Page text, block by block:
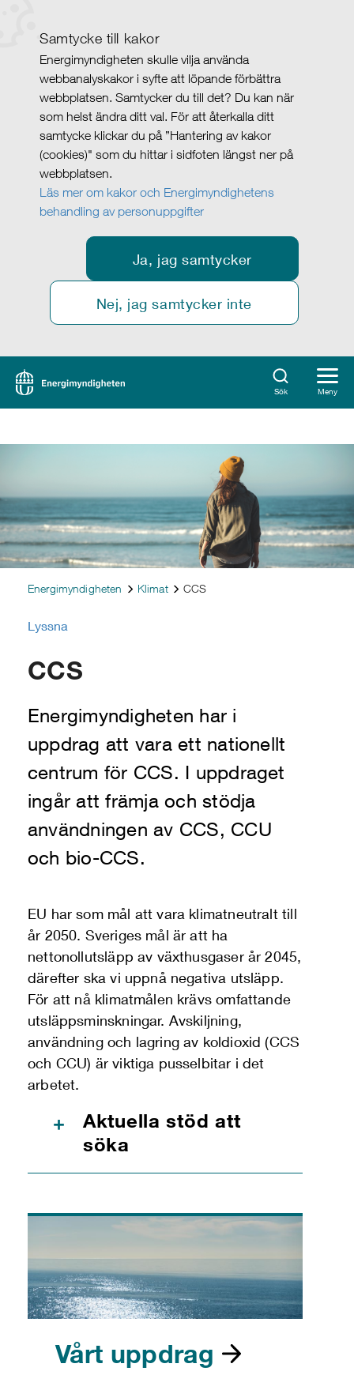
Samtycke till kakor
Energimyndigheten skulle vilja använda
webbanalyskakor i syfte att löpande förbättra
webbplatsen. Samtycker du till det? Du kan när
som helst ändra ditt val. För att återkalla ditt
samtycke klickar du på ”Hantering av kakor
(cookies)" som du hittar i sidfoten längst ner på
webbplatsen.
Läs mer om kakor och Energimyndighetens
behandling av personuppgifter
Ja, jag samtycker
Nej, jag samtycker inte
Sök Meny
Energimyndigheten Klimat CCS
Lyssna
CCS
Energimyndigheten har i
uppdrag att vara ett nationellt
centrum för CCS. I uppdraget
ingår att främja och stödja
användningen av CCS, CCU
och bio-CCS.
EU har som mål att vara klimatneutralt till
år 2050. Sveriges mål är att ha
nettonollutsläpp av växthusgaser år 2045,
därefter ska vi uppnå negativa utsläpp.
För att nå klimatmålen krävs omfattande
utsläppsminskningar. Avskiljning,
användning och lagring av koldioxid (CCS
och CCU) är viktiga pusselbitar i det
arbetet.
+
Aktuella stöd att
söka
Vårt uppdrag